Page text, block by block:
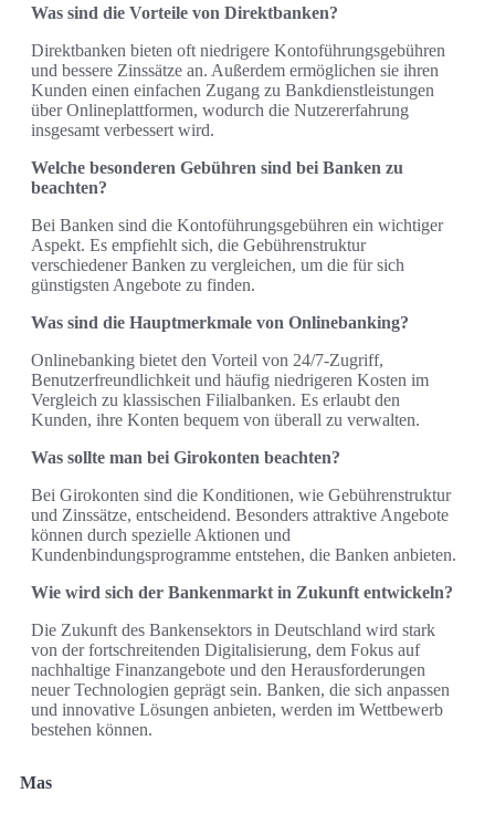
Was sind die Vorteile von Direktbanken?
Direktbanken bieten oft niedrigere Kontoführungsgebühren
und bessere Zinssätze an. Außerdem ermöglichen sie ihren
Kunden einen einfachen Zugang zu Bankdienstleistungen
über Onlineplattformen, wodurch die Nutzererfahrung
insgesamt verbessert wird.
Welche besonderen Gebühren sind bei Banken zu
beachten?
Bei Banken sind die Kontoführungsgebühren ein wichtiger
Aspekt. Es empfiehlt sich, die Gebührenstruktur
verschiedener Banken zu vergleichen, um die für sich
günstigsten Angebote zu finden.
Was sind die Hauptmerkmale von Onlinebanking?
Onlinebanking bietet den Vorteil von 24/7-Zugriff,
Benutzerfreundlichkeit und häufig niedrigeren Kosten im
Vergleich zu klassischen Filialbanken. Es erlaubt den
Kunden, ihre Konten bequem von überall zu verwalten.
Was sollte man bei Girokonten beachten?
Bei Girokonten sind die Konditionen, wie Gebührenstruktur
und Zinssätze, entscheidend. Besonders attraktive Angebote
können durch spezielle Aktionen und
Kundenbindungsprogramme entstehen, die Banken anbieten.
Wie wird sich der Bankenmarkt in Zukunft entwickeln?
Die Zukunft des Bankensektors in Deutschland wird stark
von der fortschreitenden Digitalisierung, dem Fokus auf
nachhaltige Finanzangebote und den Herausforderungen
neuer Technologien geprägt sein. Banken, die sich anpassen
und innovative Lösungen anbieten, werden im Wettbewerb
bestehen können.
Mas